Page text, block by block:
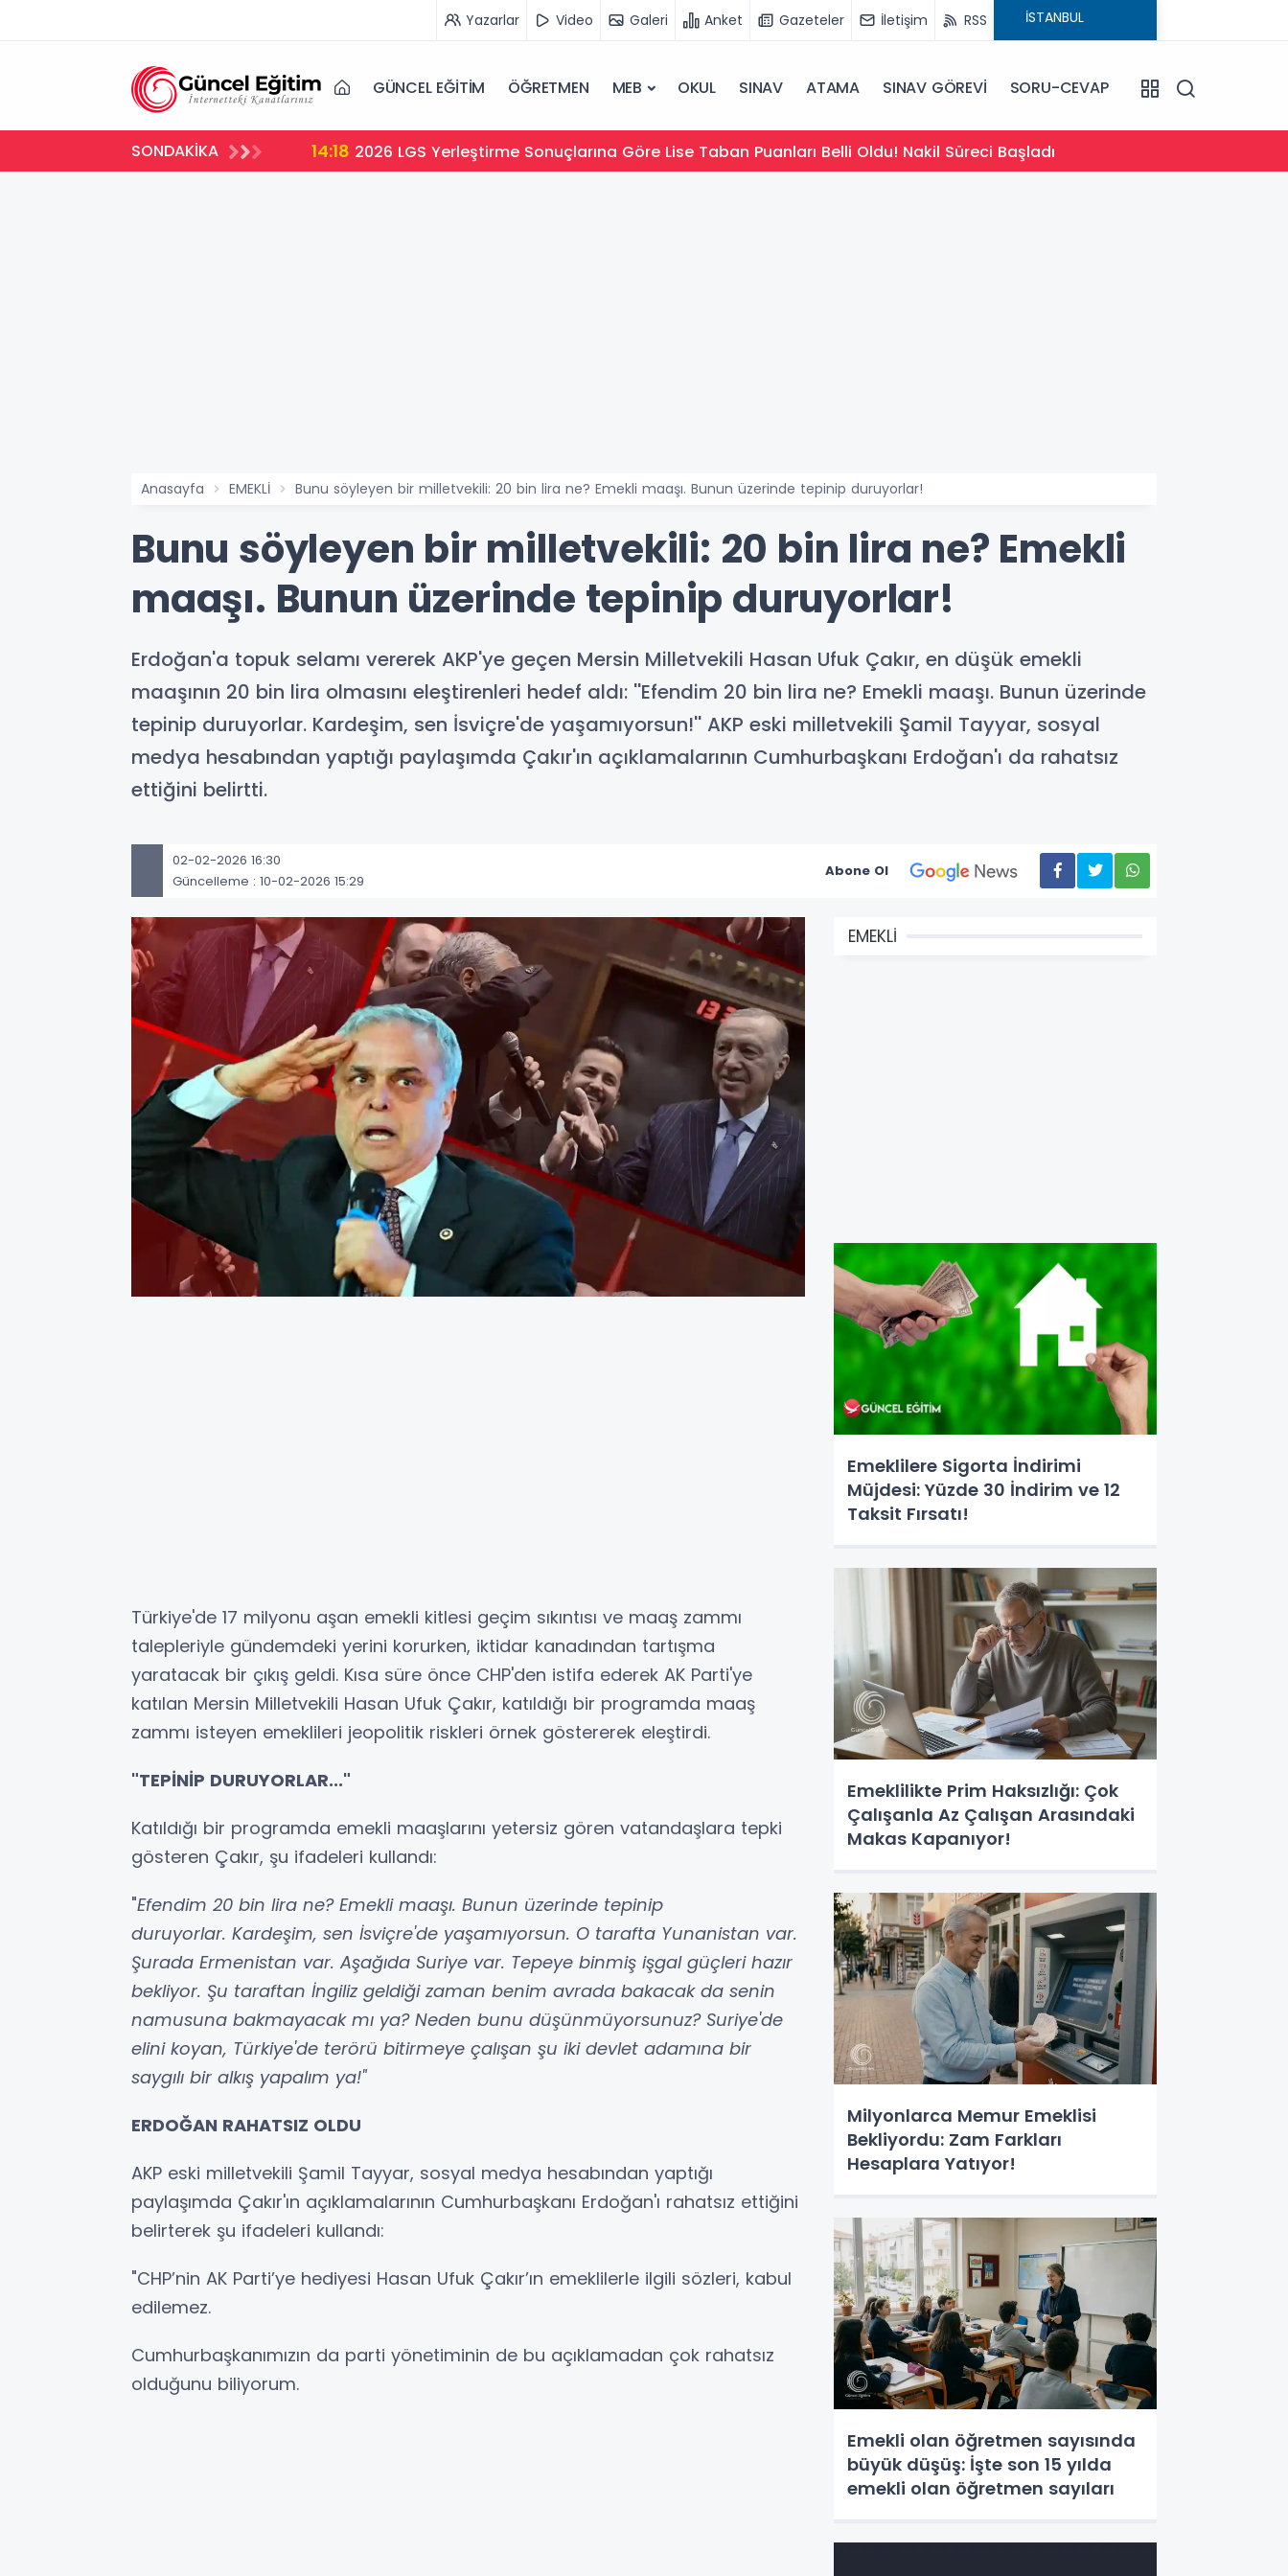
Yazarlar Video Galeri Anket Gazeteler İletişim RSS
GÜNCEL EĞİTİM ÖĞRETMEN MEB OKUL SINAV ATAMA SINAV GÖREVİ SORU-CEVAP
SONDAKİKA 14:18 2026 LGS Yerleştirme Sonuçlarına Göre Lise Taban Puanları Belli Oldu! Nakil Süreci Başladı
Anasayfa EMEKLİ Bunu söyleyen bir milletvekili: 20 bin lira ne? Emekli maaşı. Bunun üzerinde tepinip duruyorlar!
Bunu söyleyen bir milletvekili: 20 bin lira ne? Emekli
maaşı. Bunun üzerinde tepinip duruyorlar!
Erdoğan'a topuk selamı vererek AKP'ye geçen Mersin Milletvekili Hasan Ufuk Çakır, en düşük emekli
maaşının 20 bin lira olmasını eleştirenleri hedef aldı: ''Efendim 20 bin lira ne? Emekli maaşı. Bunun üzerinde
tepinip duruyorlar. Kardeşim, sen İsviçre'de yaşamıyorsun!'' AKP eski milletvekili Şamil Tayyar, sosyal
medya hesabından yaptığı paylaşımda Çakır'ın açıklamalarının Cumhurbaşkanı Erdoğan'ı da rahatsız
ettiğini belirtti.
02-02-2026 16:30
Güncelleme : 10-02-2026 15:29
Abone Ol
Türkiye'de 17 milyonu aşan emekli kitlesi geçim sıkıntısı ve maaş zammı
talepleriyle gündemdeki yerini korurken, iktidar kanadından tartışma
yaratacak bir çıkış geldi. Kısa süre önce CHP'den istifa ederek AK Parti'ye
katılan Mersin Milletvekili Hasan Ufuk Çakır, katıldığı bir programda maaş
zammı isteyen emeklileri jeopolitik riskleri örnek göstererek eleştirdi.
"TEPİNİP DURUYORLAR..."
Katıldığı bir programda emekli maaşlarını yetersiz gören vatandaşlara tepki
gösteren Çakır, şu ifadeleri kullandı:
"Efendim 20 bin lira ne? Emekli maaşı. Bunun üzerinde tepinip
duruyorlar. Kardeşim, sen İsviçre'de yaşamıyorsun. O tarafta Yunanistan var.
Şurada Ermenistan var. Aşağıda Suriye var. Tepeye binmiş işgal güçleri hazır
bekliyor. Şu taraftan İngiliz geldiği zaman benim avrada bakacak da senin
namusuna bakmayacak mı ya? Neden bunu düşünmüyorsunuz? Suriye'de
elini koyan, Türkiye'de terörü bitirmeye çalışan şu iki devlet adamına bir
saygılı bir alkış yapalım ya!"
ERDOĞAN RAHATSIZ OLDU
AKP eski milletvekili Şamil Tayyar, sosyal medya hesabından yaptığı
paylaşımda Çakır'ın açıklamalarının Cumhurbaşkanı Erdoğan'ı rahatsız ettiğini
belirterek şu ifadeleri kullandı:
"CHP’nin AK Parti’ye hediyesi Hasan Ufuk Çakır’ın emeklilerle ilgili sözleri, kabul
edilemez.
Cumhurbaşkanımızın da parti yönetiminin de bu açıklamadan çok rahatsız
olduğunu biliyorum.
EMEKLİ
Emeklilere Sigorta İndirimi
Müjdesi: Yüzde 30 İndirim ve 12
Taksit Fırsatı!
Emeklilikte Prim Haksızlığı: Çok
Çalışanla Az Çalışan Arasındaki
Makas Kapanıyor!
Milyonlarca Memur Emeklisi
Bekliyordu: Zam Farkları
Hesaplara Yatıyor!
Emekli olan öğretmen sayısında
büyük düşüş: İşte son 15 yılda
emekli olan öğretmen sayıları